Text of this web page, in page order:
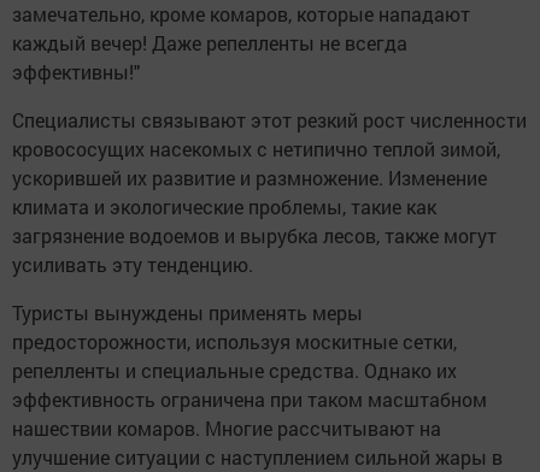
замечательно, кроме комаров, которые нападают
каждый вечер! Даже репелленты не всегда
эффективны!"
Специалисты связывают этот резкий рост численности
кровососущих насекомых с нетипично теплой зимой,
ускорившей их развитие и размножение. Изменение
климата и экологические проблемы, такие как
загрязнение водоемов и вырубка лесов, также могут
усиливать эту тенденцию.
Туристы вынуждены применять меры
предосторожности, используя москитные сетки,
репелленты и специальные средства. Однако их
эффективность ограничена при таком масштабном
нашествии комаров. Многие рассчитывают на
улучшение ситуации с наступлением сильной жары в